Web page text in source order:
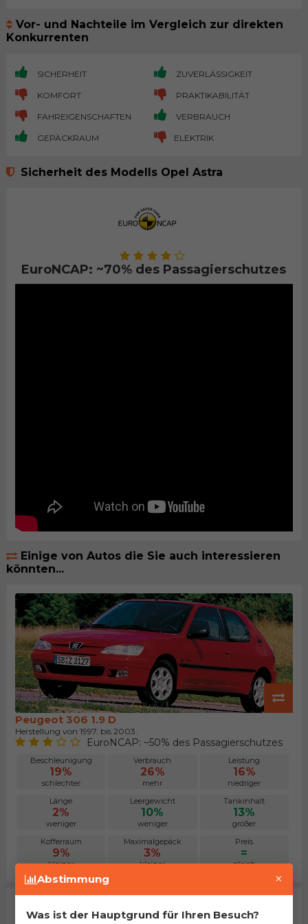
Vor- und Nachteile im Vergleich zur direkten
Konkurrenten
SICHERHEIT ZUVERLÄSSIGKEIT
KOMFORT PRAKTIKABILITÄT
FAHREIGENSCHAFTEN VERBRAUCH
GEPÄCKRAUM ELEKTRIK
Sicherheit des Modells Opel Astra
EuroNCAP: ~70% des Passagierschutzes
Einige von Autos die Sie auch interessieren
könnten...
Peugeot 306 1.9 D
Herstellung von 1997. bis 2003.
EuroNCAP: ~50% des Passagierschutzes
Beschleunigung
19%
schlechter
Verbrauch
26%
mehr
Leistung
16%
niedriger
Länge
2%
weniger
Leergewicht
10%
weniger
Tankinhalt
13%
größer
Kofferraum
9%
kleiner
Maximalgepäck
3%
kleiner
Preis
=
gleich
Abstimmung ×
Was ist der Hauptgrund für Ihren Besuch?